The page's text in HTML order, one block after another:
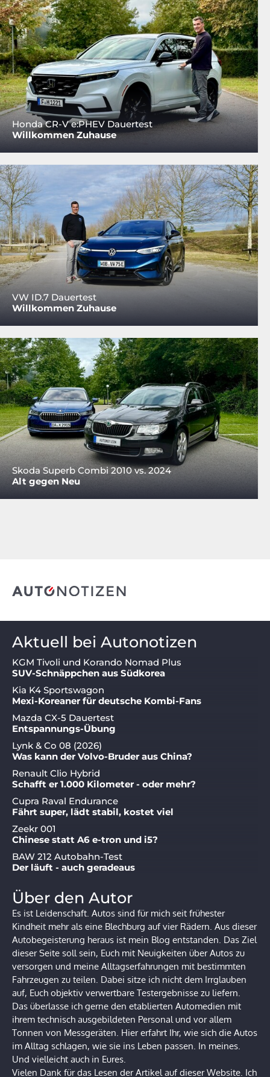
Honda CR-V e:PHEV Dauertest
Willkommen Zuhause
VW ID.7 Dauertest
Willkommen Zuhause
Skoda Superb Combi 2010 vs. 2024
Alt gegen Neu
Aktuell bei Autonotizen
KGM Tivoli und Korando Nomad Plus
SUV-Schnäppchen aus Südkorea
Kia K4 Sportswagon
Mexi-Koreaner für deutsche Kombi-Fans
Mazda CX-5 Dauertest
Entspannungs-Übung
Lynk & Co 08 (2026)
Was kann der Volvo-Bruder aus China?
Renault Clio Hybrid
Schafft er 1.000 Kilometer - oder mehr?
Cupra Raval Endurance
Fährt super, lädt stabil, kostet viel
Zeekr 001
Chinese statt A6 e-tron und i5?
BAW 212 Autobahn-Test
Der läuft - auch geradeaus
Über den Autor
Es ist Leidenschaft. Autos sind für mich seit frühester
Kindheit mehr als eine Blechburg auf vier Rädern. Aus dieser
Autobegeisterung heraus ist mein Blog entstanden. Das Ziel
dieser Seite soll sein, Euch mit Neuigkeiten über Autos zu
versorgen und meine Alltagserfahrungen mit bestimmten
Fahrzeugen zu teilen. Dabei sitze ich nicht dem Irrglauben
auf, Euch objektiv verwertbare Testergebnisse zu liefern.
Das überlasse ich gerne den etablierten Automedien mit
ihrem technisch ausgebildeten Personal und vor allem
Tonnen von Messgeräten. Hier erfahrt Ihr, wie sich die Autos
im Alltag schlagen, wie sie ins Leben passen. In meines.
Und vielleicht auch in Eures.
Vielen Dank für das Lesen der Artikel auf dieser Website. Ich